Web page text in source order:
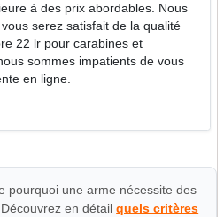
à des prix abordables. Nous
serez satisfait de la qualité
22 lr pour carabines et
sommes impatients de vous
en ligne.
pourquoi une arme nécessite des
en détailquels critères